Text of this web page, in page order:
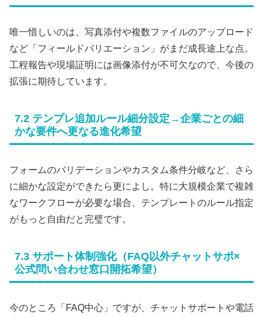
唯一惜しいのは、写真添付や複数ファイルのアップロード
など「フィールドバリエーション」がまだ成長途上な点。
工程報告や現場証明には画像添付が不可欠なので、今後の
拡張に期待しています。
7.2 テンプレ追加ルール細分設定→企業ごとの細
かな要件へ更なる進化希望
フォームのバリデーションやカスタム条件分岐など、さら
に細かな設定ができたら更によし。特に大規模企業で複雑
なワークフローが必要な場合、テンプレートのルール指定
がもっと自由だと完璧です。
7.3 サポート体制強化（FAQ以外チャットサポ×
公式問い合わせ窓口開拓希望）
今のところ「FAQ中心」ですが、チャットサポートや電話